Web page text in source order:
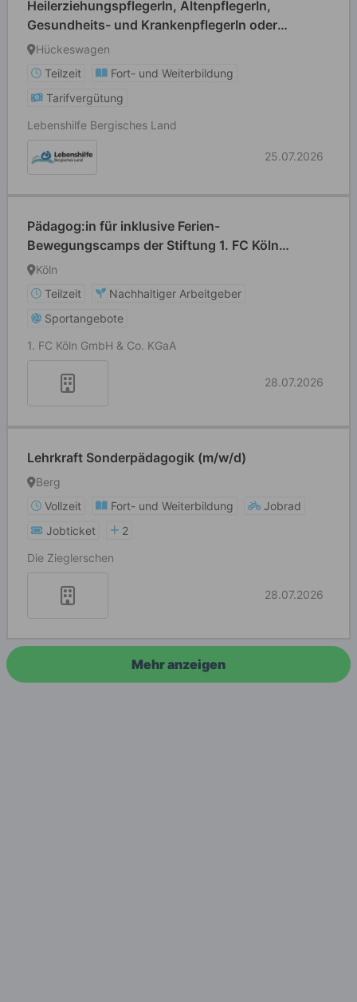
HeilerziehungspflegerIn, AltenpflegerIn,
Gesundheits- und KrankenpflegerIn oder
HeilpädagogIn (alle Geschlechter willkommen) in
Hückeswagen
Teilzeit
Fort- und Weiterbildung
Tarifvergütung
Lebenshilfe Bergisches Land
25.07.2026
Pädagog:in für inklusive Ferien-
Bewegungscamps der Stiftung 1. FC Köln
(m/w/d)
Köln
Teilzeit
Nachhaltiger Arbeitgeber
Sportangebote
1. FC Köln GmbH & Co. KGaA
28.07.2026
Lehrkraft Sonderpädagogik (m/w/d)
Berg
Vollzeit
Fort- und Weiterbildung
Jobrad
Jobticket
2
Die Zieglerschen
28.07.2026
Mehr anzeigen